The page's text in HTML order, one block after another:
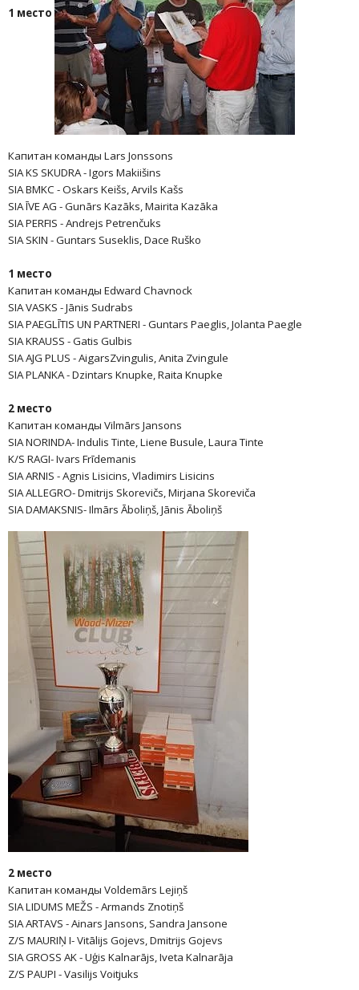
1 место
Капитан команды Lars Jonssons
SIA KS SKUDRA - Igors Makiišins
SIA BMKC - Oskars Keišs, Arvils Kašs
SIA ĪVE AG - Gunārs Kazāks, Mairita Kazāka
SIA PERFIS - Andrejs Petrenčuks
SIA SKIN - Guntars Suseklis, Dace Ruško
1 место
Капитан команды Edward Chavnock
SIA VASKS - Jānis Sudrabs
SIA PAEGLĪTIS UN PARTNERI - Guntars Paeglis, Jolanta Paegle
SIA KRAUSS - Gatis Gulbis
SIA AJG PLUS - AigarsZvingulis, Anita Zvingule
SIA PLANKA - Dzintars Knupke, Raita Knupke
2 место
Капитан команды Vilmārs Jansons
SIA NORINDA- Indulis Tinte, Liene Busule, Laura Tinte
K/S RAGI- Ivars Frīdemanis
SIA ARNIS - Agnis Lisicins, Vladimirs Lisicins
SIA ALLEGRO- Dmitrijs Skorevičs, Mirjana Skoreviča
SIA DAMAKSNIS- Ilmārs Āboliņš, Jānis Āboliņš
2 место
Капитан команды Voldemārs Lejiņš
SIA LIDUMS MEŽS - Armands Znotiņš
SIA ARTAVS - Ainars Jansons, Sandra Jansone
Z/S MAURIŅ I- Vitālijs Gojevs, Dmitrijs Gojevs
SIA GROSS AK - Uģis Kalnarājs, Iveta Kalnarāja
Z/S PAUPI - Vasilijs Voitjuks